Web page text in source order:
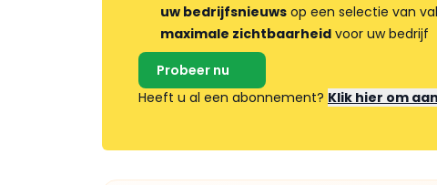
uw bedrijfsnieuws op een selectie van
maximale zichtbaarheid voor uw bedrijf
Probeer nu
Heeft u al een abonnement? Klik hier om